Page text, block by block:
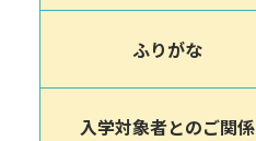
ふりがな
入学対象者とのご関係